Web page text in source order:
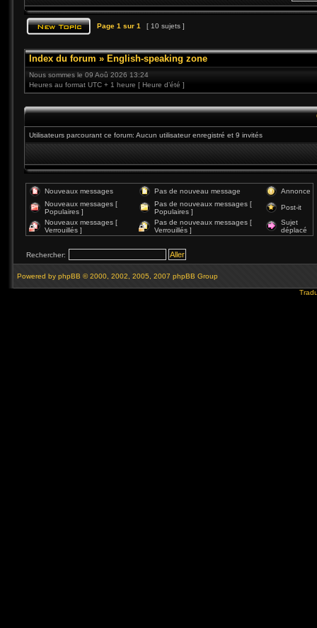
Page 1 sur 1 [ 10 sujets ]
Index du forum » English-speaking zone
Nous sommes le 09 Aoû 2026 13:24
Heures au format UTC + 1 heure [ Heure d’été ]
Utilisateurs parcourant ce forum: Aucun utilisateur enregistré et 9 invités
Nouveaux messages Pas de nouveau message
Annonce
Nouveaux messages [
Populaires ]
Pas de nouveaux messages [
Populaires ]
Post-it
Nouveaux messages [
Verrouillés ]
Pas de nouveaux messages [
Verrouillés ]
Sujet
déplacé
Rechercher:
Powered by phpBB © 2000, 2002, 2005, 2007 phpBB Group